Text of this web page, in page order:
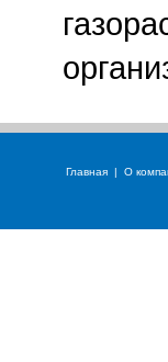
Главная | О